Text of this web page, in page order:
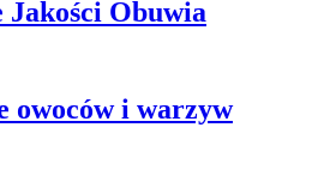
Obuwia
owoców i warzyw